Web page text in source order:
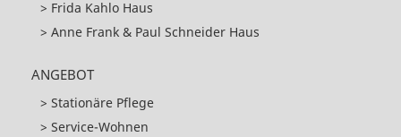
Frida Kahlo Haus
Anne Frank & Paul Schneider Haus
ANGEBOT
Stationäre Pflege
Service-Wohnen